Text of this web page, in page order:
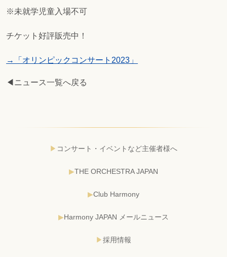
※未就学児童入場不可
チケット好評販売中！
→「オリンピックコンサート2023」
◀ニュース一覧へ戻る
コンサート・イベントなど主催者様へ
THE ORCHESTRA JAPAN
Club Harmony
Harmony JAPAN メールニュース
採用情報